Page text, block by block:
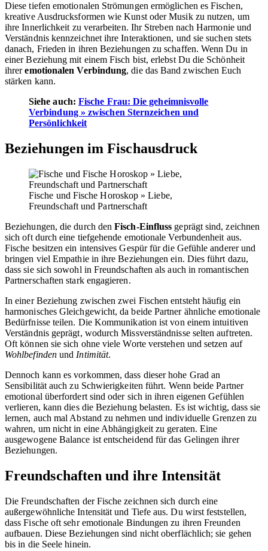
Diese tiefen emotionalen Strömungen ermöglichen es Fischen,
kreative Ausdrucksformen wie Kunst oder Musik zu nutzen, um
ihre Innerlichkeit zu verarbeiten. Ihr Streben nach Harmonie und
Verständnis kennzeichnet ihre Interaktionen, und sie suchen stets
danach, Frieden in ihren Beziehungen zu schaffen. Wenn Du in
einer Beziehung mit einem Fisch bist, erlebst Du die Schönheit
ihreremotionalen Verbindung, die das Band zwischen Euch
stärken kann.
Siehe auch: Fische Frau: Die geheimnisvolle
Verbindung » zwischen Sternzeichen und
Persönlichkeit
Beziehungen im Fischausdruck
Fische und Fische Horoskop » Liebe,
Freundschaft und Partnerschaft
Beziehungen, die durch denFisch-Einfluss geprägt sind, zeichnen
sich oft durch eine tiefgehende emotionale Verbundenheit aus.
Fische besitzen ein intensives Gespür für die Gefühle anderer und
bringen viel Empathie in ihre Beziehungen ein. Dies führt dazu,
dass sie sich sowohl in Freundschaften als auch in romantischen
Partnerschaften stark engagieren.
In einer Beziehung zwischen zwei Fischen entsteht häufig ein
harmonisches Gleichgewicht, da beide Partner ähnliche emotionale
Bedürfnisse teilen. Die Kommunikation ist von einem intuitiven
Verständnis geprägt, wodurch Missverständnisse selten auftreten.
Oft können sie sich ohne viele Worte verstehen und setzen auf
Wohlbefindenund Intimität.
Dennoch kann es vorkommen, dass dieser hohe Grad an
Sensibilität auch zu Schwierigkeiten führt. Wenn beide Partner
emotional überfordert sind oder sich in ihren eigenen Gefühlen
verlieren, kann dies die Beziehung belasten. Es ist wichtig, dass sie
lernen, auch mal Abstand zu nehmen und individuelle Grenzen zu
wahren, um nicht in eine Abhängigkeit zu geraten. Eine
ausgewogene Balance ist entscheidend für das Gelingen ihrer
Beziehungen.
Freundschaften und ihre Intensität
Die Freundschaften der Fische zeichnen sich durch eine
außergewöhnliche Intensität und Tiefe aus. Du wirst feststellen,
dass Fische oft sehr emotionale Bindungen zu ihren Freunden
aufbauen. Diese Beziehungen sind nicht oberflächlich; sie gehen
bis in die Seele hinein.